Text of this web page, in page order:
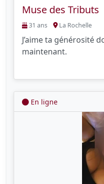
Muse des Tributs
31 ans La Rochelle
J’aime ta générosité
maintenant.
En ligne